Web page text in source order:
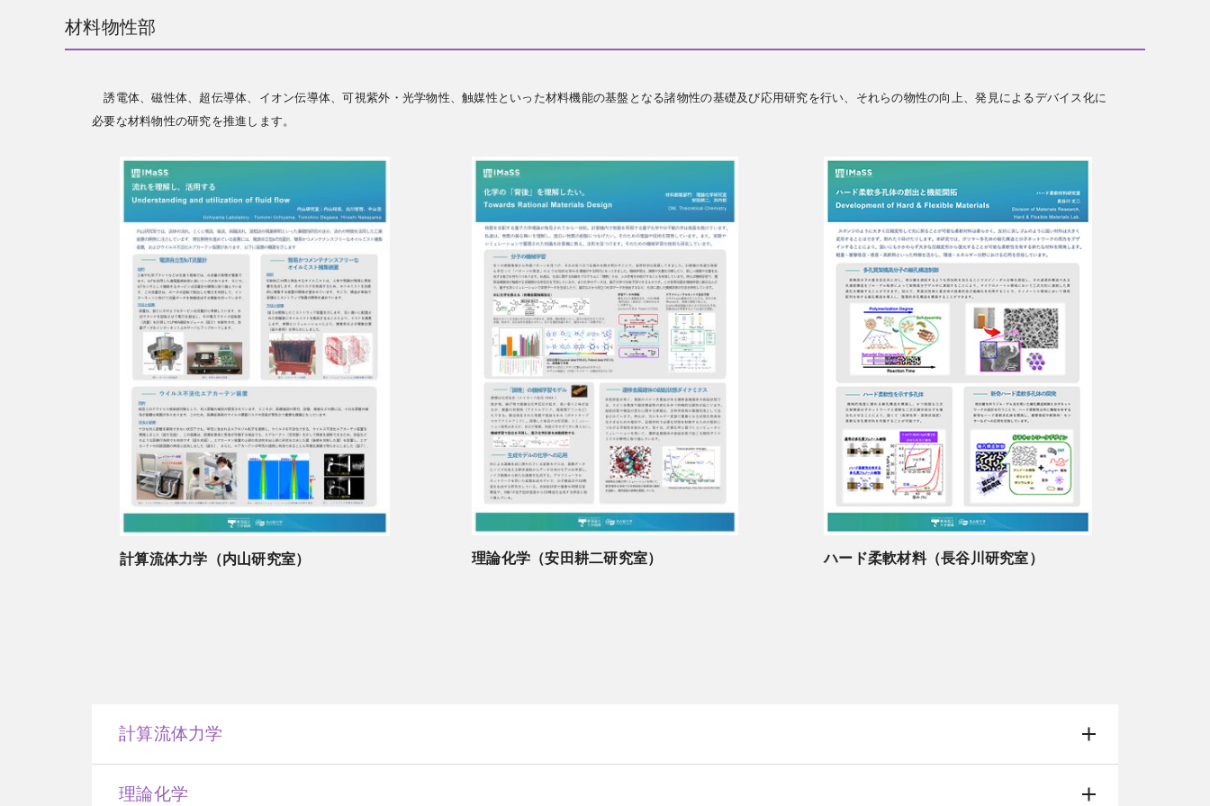
材料物性部
誘電体、磁性体、超伝導体、イオン伝導体、可視紫外・光学物性、触媒性といった材料機能の基盤となる諸物性の基礎及び応用研究を行い、それらの物性の向上、発見によるデバイス化に
必要な材料物性の研究を推進します。
計算流体力学（内山研究室） 理論化学（安田耕二研究室） ハード柔軟材料（長谷川研究室）
計算流体力学
理論化学